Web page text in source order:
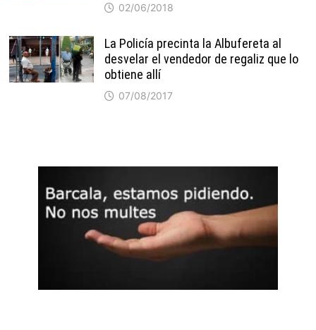
02/06/2018
La Policía precinta la Albufereta al
desvelar el vendedor de regaliz que lo
obtiene allí
07/08/2017